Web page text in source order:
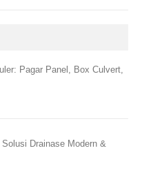
Pagar Panel, Box Culvert,
Drainase Modern &